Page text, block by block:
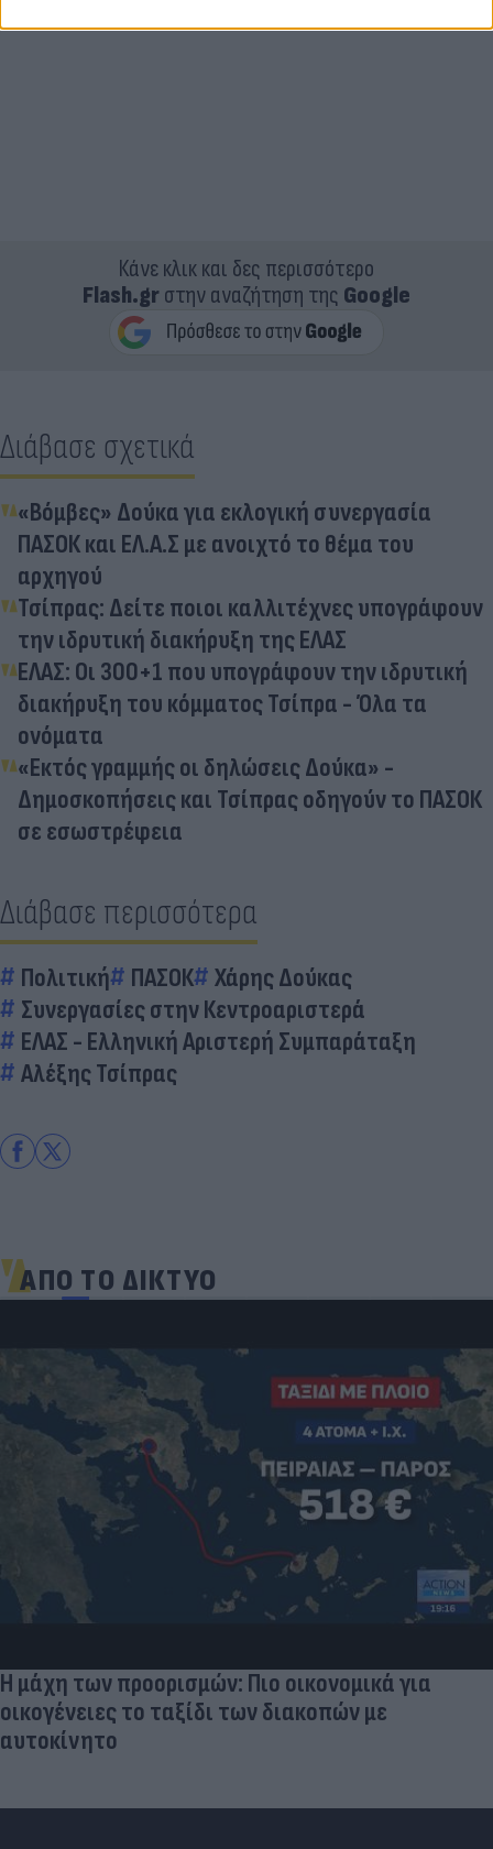
Κάνε κλικ και δες περισσότερο
Flash.grστην αναζήτηση της Google
Διάβασε σχετικά
«Βόμβες» Δούκα για εκλογική συνεργασία
ΠΑΣΟΚ και ΕΛ.Α.Σ με ανοιχτό το θέμα του
αρχηγού
Τσίπρας: Δείτε ποιοι καλλιτέχνες υπογράφουν
την ιδρυτική διακήρυξη της ΕΛΑΣ
ΕΛΑΣ: Οι 300+1 που υπογράφουν την ιδρυτική
διακήρυξη του κόμματος Τσίπρα - Όλα τα
ονόματα
«Εκτός γραμμής οι δηλώσεις Δούκα» -
Δημοσκοπήσεις και Τσίπρας οδηγούν το ΠΑΣΟΚ
σε εσωστρέφεια
Διάβασε περισσότερα
Πολιτική ΠΑΣΟΚ
Χάρης Δούκας
Συνεργασίες στην Κεντροαριστερά
ΕΛΑΣ - Ελληνική Αριστερή Συμπαράταξη
Αλέξης Τσίπρας
ΑΠΟ ΤΟ ΔΙΚΤΥΟ
Η μάχη των προορισμών: Πιο οικονομικά για
οικογένειες το ταξίδι των διακοπών με
αυτοκίνητο